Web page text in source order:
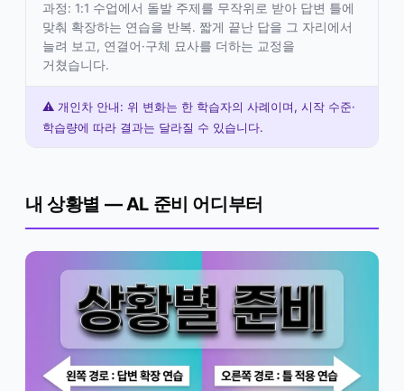
과정: 1:1 수업에서 돌발 주제를 무작위로 받아 답변 틀에
맞춰 확장하는 연습을 반복. 짧게 끝난 답을 그 자리에서
늘려 보고, 연결어·구체 묘사를 더하는 교정을
거쳤습니다.
⚠️ 개인차 안내: 위 변화는 한 학습자의 사례이며, 시작 수준·
학습량에 따라 결과는 달라질 수 있습니다.
내 상황별 — AL 준비 어디부터